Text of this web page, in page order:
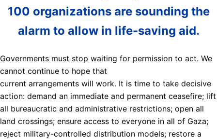
100 organizations are sounding the
alarm to allow in life-saving aid.
Governments must stop waiting for permission to act. We
cannot continue to hope that
current arrangements will work. It is time to take decisive
action: demand an immediate and permanent ceasefire; lift
all bureaucratic and administrative restrictions; open all
land crossings; ensure access to everyone in all of Gaza;
reject military-controlled distribution models; restore a